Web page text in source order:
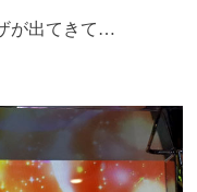
が出てきて…